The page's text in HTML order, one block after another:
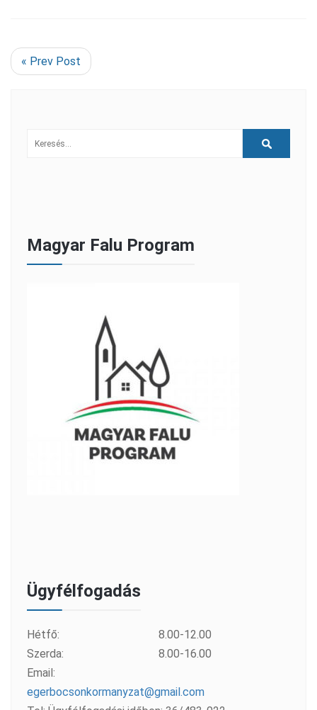
« Prev Post
Magyar Falu Program
Ügyfélfogadás
Hétfő:
8.00-12.00
Szerda:
8.00-16.00
Email:
egerbocsonkormanyzat@gmail.com